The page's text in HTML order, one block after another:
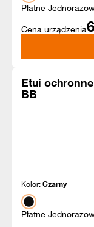
Płatne
Cena urządzenia
Etui
BB
Kolor:Czarny
Płatne